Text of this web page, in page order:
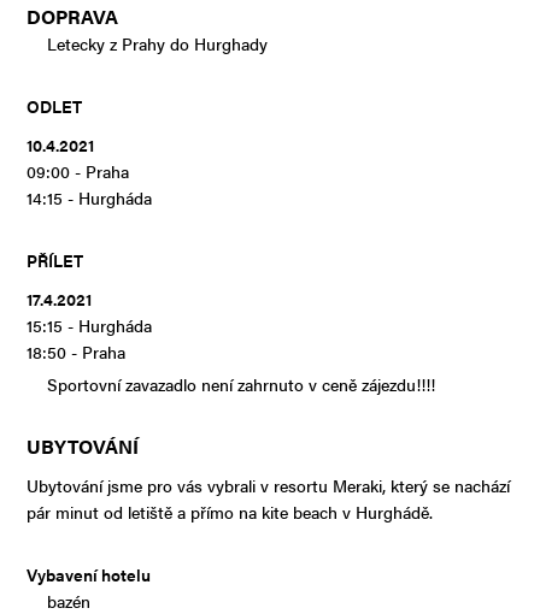
DOPRAVA
Letecky z Prahy do Hurghady
ODLET
10.4.2021
09:00 - Praha
14:15 - Hurgháda
PŘÍLET
17.4.2021
15:15 - Hurgháda
18:50 - Praha
Sportovní zavazadlo není zahrnuto v ceně zájezdu!!!!
UBYTOVÁNÍ
Ubytování jsme pro vás vybrali v resortu Meraki, který se nachází
pár minut od letiště a přímo na kite beach v Hurghádě.
Vybavení hotelu
bazén